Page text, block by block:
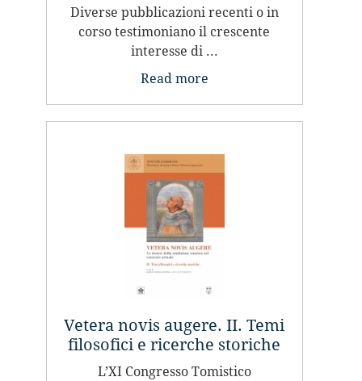
Diverse pubblicazioni recenti o in
corso testimoniano il crescente
interesse di ...
Read more
Vetera novis augere. II. Temi
filosofici e ricerche storiche
...
L’XI Congresso Tomistico